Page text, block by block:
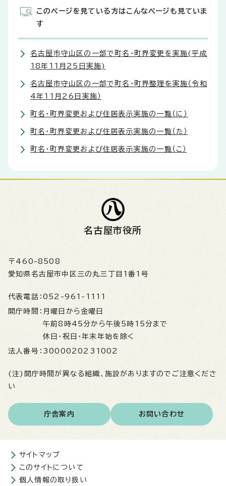
このページを見ている方はこんなページも見ていま
す
名古屋市守山区の一部で町名・町界変更を実施(平成
18年11月25日実施)
名古屋市守山区の一部で町名・町界整理を実施（令和
4年11月26日実施）
町名・町界変更および住居表示実施の一覧（に）
町名・町界変更および住居表示実施の一覧（た）
町名・町界変更および住居表示実施の一覧（こ）
名古屋市役所
〒460-8508
愛知県名古屋市中区三の丸三丁目1番1号
代表電話： 052-961-1111
開庁時間： 月曜日から金曜日
午前8時45分から午後5時15分まで
休日・祝日・年末年始を除く
法人番号： 3000020231002
(注)開庁時間が異なる組織、施設がありますのでご注意くださ
い
庁舎案内 お問い合わせ
サイトマップ
このサイトについて
個人情報の取り扱い